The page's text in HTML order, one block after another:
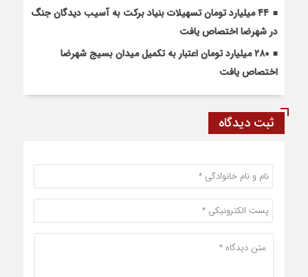
۴۴ میلیارد تومان تسهیلات بنیاد برکت به آسیب دیدگان جنگ
در شهرضا اختصاص یافت
۲۸۰ میلیارد تومان اعتبار به تکمیل میدان بسیج شهرضا
اختصاص یافت
ثبت دیدگاه